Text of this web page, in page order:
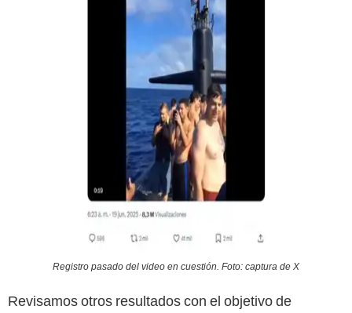
Registro pasado del video en cuestión. Foto: captura de X
Revisamos otros resultados con el objetivo de